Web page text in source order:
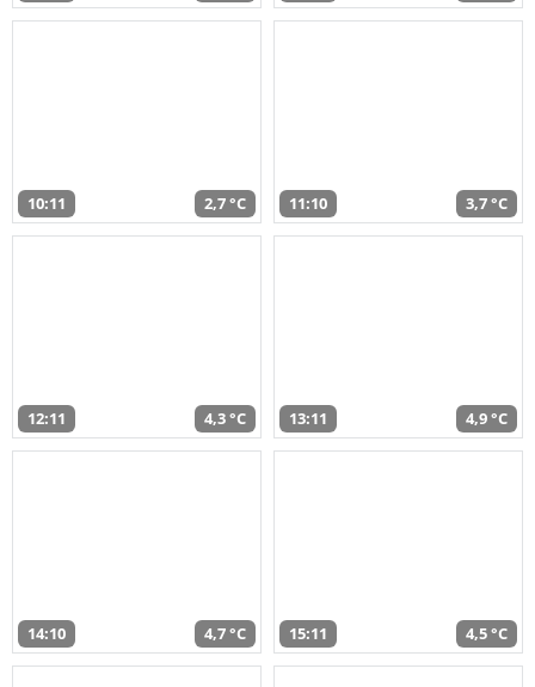
10:11 2,7 °C 11:10 3,7 °C
12:11 4,3 °C 13:11 4,9 °C
14:10 4,7 °C 15:11 4,5 °C